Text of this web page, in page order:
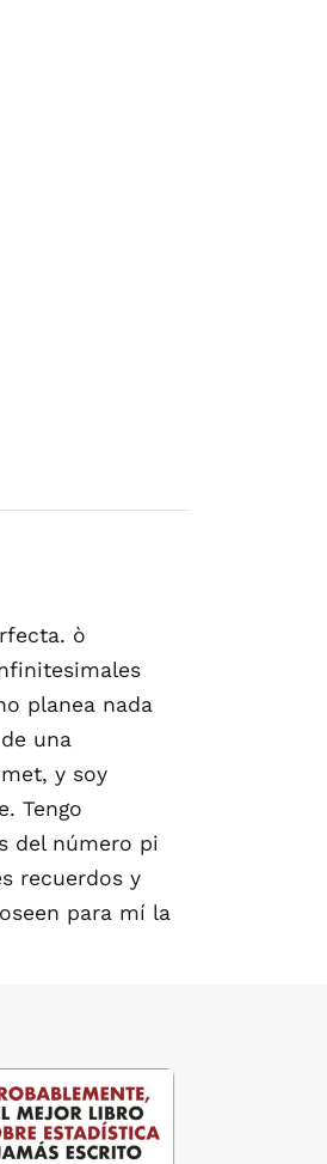
ò
planea nada
una
y soy
Tengo
del número pi
recuerdos y
para mí la